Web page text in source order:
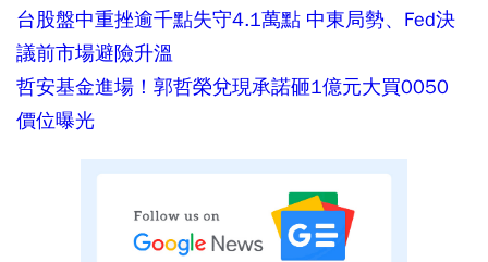
台股盤中重挫逾千點失守4.1萬點 中東局勢、Fed決
議前市場避險升溫
哲安基金進場！郭哲榮兌現承諾砸1億元大買0050
價位曝光